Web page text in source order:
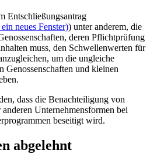
Entschließungsantrag
neues Fenster)) unter anderem, die
deren Pflichtprüfung
muss, den Schwellenwerten für
um die ungleiche
Genossenschaften und kleinen
dass die Benachteiligung von
Unternehmensformen bei
beseitigt wird.
abgelehnt